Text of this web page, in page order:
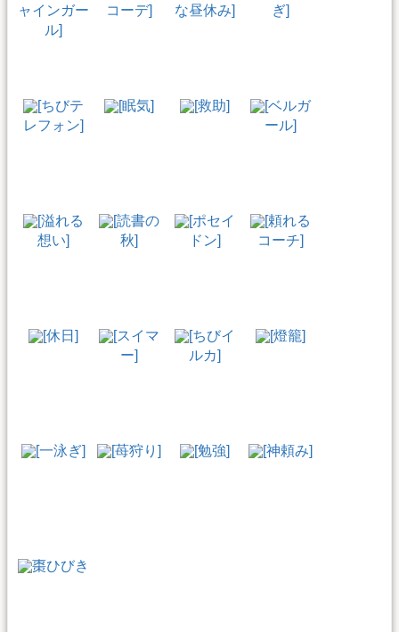
ャインガー
ル]
コーデ]
な昼休み]
ぎ]
[ちびテ
レフォン]
[眠気] [救助]
[ベルガ
ール]
[溢れる
想い]
[読書の
秋]
[ポセイ
ドン]
[頼れる
コーチ]
[休日]
[スイマ
ー]
[ちびイ
ルカ]
[燈籠]
[一泳ぎ] [苺狩り] [勉強] [神頼み]
棗ひびき